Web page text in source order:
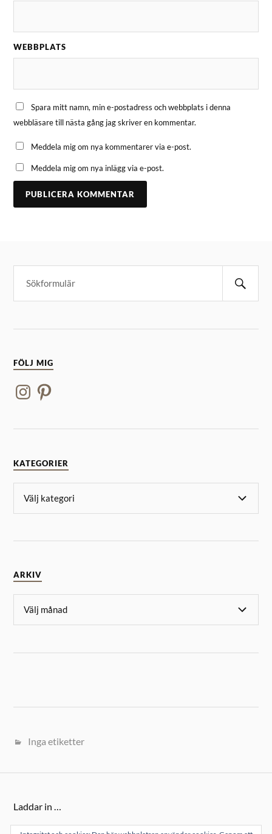
WEBBPLATS
Spara mitt namn, min e-postadress och webbplats i denna
webbläsare till nästa gång jag skriver en kommentar.
Meddela mig om nya kommentarer via e-post.
Meddela mig om nya inlägg via e-post.
FÖLJ MIG
KATEGORIER
ARKIV
Inga etiketter
Laddar in …